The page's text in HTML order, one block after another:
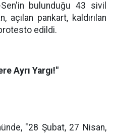
bulunduğu 43 sivil
açılan pankart, kaldırılan
edildi.
Ayrı Yargı!"
"28 Şubat, 27 Nisan,